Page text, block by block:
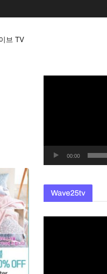
브 TV
00:00
Wave25tv